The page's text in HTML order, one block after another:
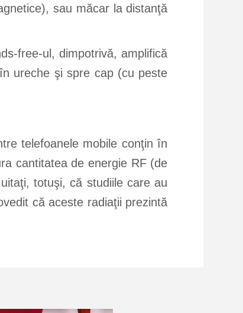
sau măcar la distanţă
free-ul, dimpotrivă, amplifică
ureche şi spre cap (cu peste
telefoanele mobile conţin în
cantitatea de energie RF (de
totuşi, că studiile care au
că aceste radiaţii prezintă